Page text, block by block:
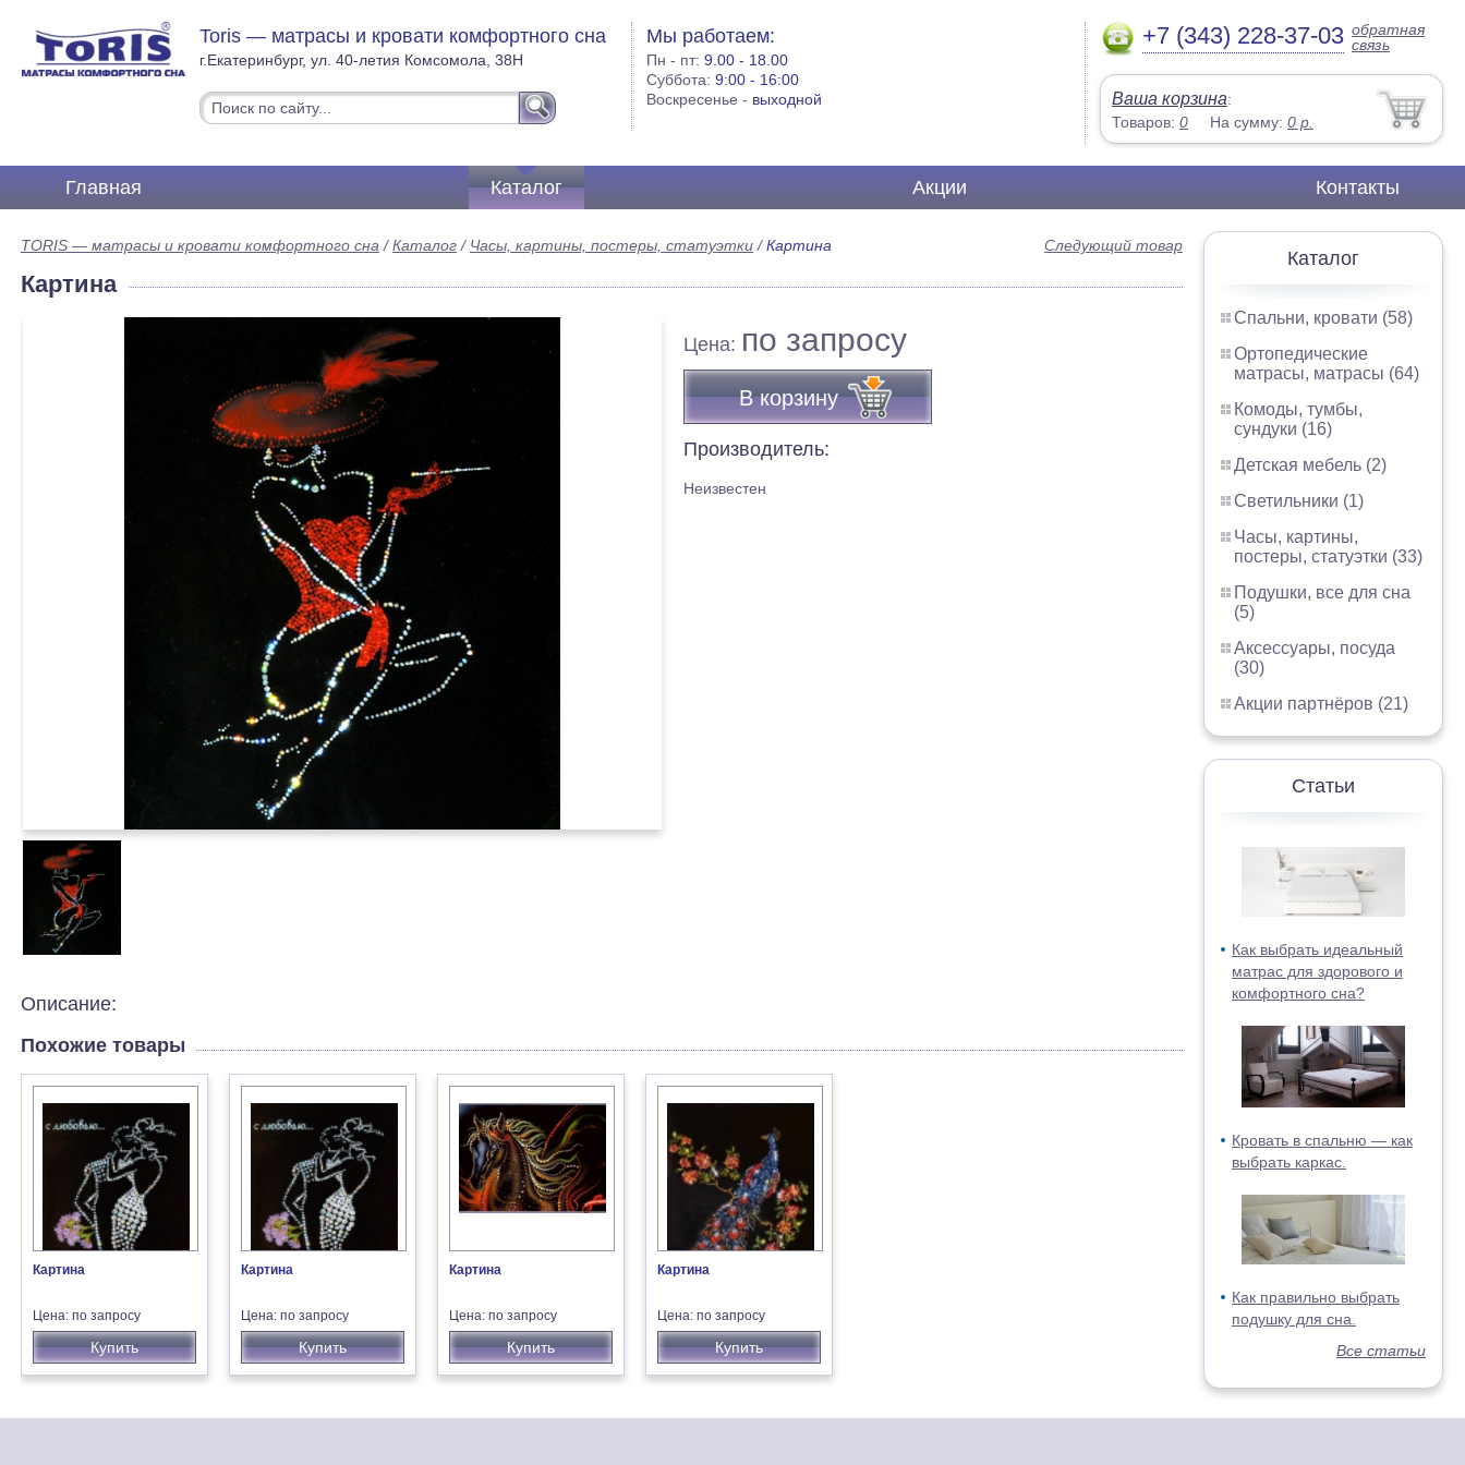
Toris — матрасы и кровати комфортного сна
г.Екатеринбург, ул. 40-летия Комсомола, 38Н
Мы работаем:
Пн - пт:9.00 - 18.00
Суббота:9:00 - 16:00
Воскресенье - выходной
+7 (343) 228-37-03 обратная
связь
Ваша корзина:
Товаров: 0 На сумму: 0 р.
Главная Каталог Акции Контакты
Каталог
Спальни, кровати (58)
Ортопедические
матрасы, матрасы (64)
Комоды, тумбы,
сундуки (16)
Детская мебель (2)
Светильники (1)
Часы, картины,
постеры, статуэтки (33)
Подушки, все для сна
(5)
Аксессуары, посуда
(30)
Акции партнёров (21)
Статьи
Как выбрать идеальный
матрас для здорового и
комфортного сна?
Кровать в спальню — как
выбрать каркас.
Как правильно выбрать
подушку для сна.
Все статьи
Следующий товар
TORIS — матрасы и кровати комфортного сна /Каталог / Часы, картины, постеры, статуэтки /Картина
Картина
Цена: по запросу
В корзину
Производитель:
Неизвестен
Описание:
Похожие товары
Картина
Цена: по запросу
Купить
Картина
Цена: по запросу
Купить
Картина
Цена: по запросу
Купить
Картина
Цена: по запросу
Купить